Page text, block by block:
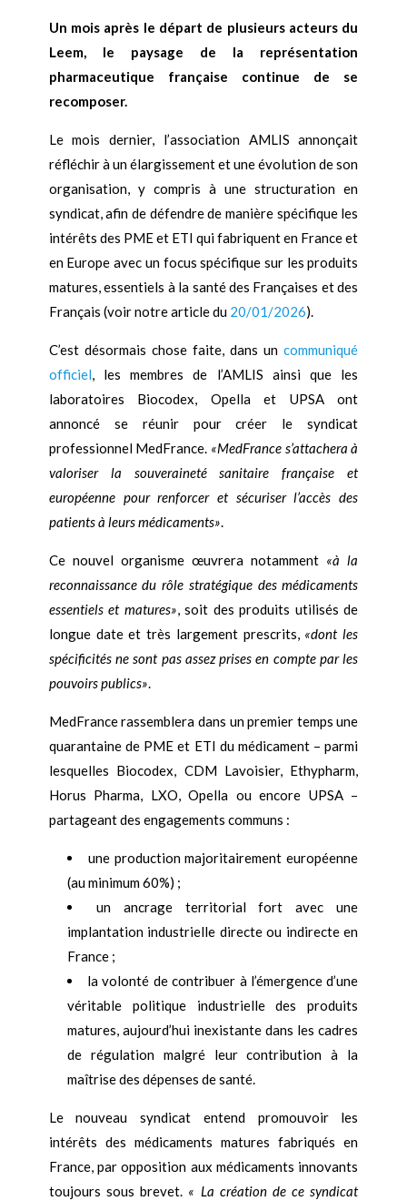
Un mois après le départ de plusieurs acteurs du
Leem, le paysage de la représentation
pharmaceutique française continue de se
recomposer.
Le mois dernier, l’association AMLIS annonçait
réfléchir à un élargissement et une évolution de son
organisation, y compris à une structuration en
syndicat, afin de défendre de manière spécifique les
intérêts des PME et ETI qui fabriquent en France et
en Europe avec un focus spécifique sur les produits
matures, essentiels à la santé des Françaises et des
Français (voir notre article du 20/01/2026).
C’est désormais chose faite, dans uncommuniqué
officiel, les membres de l’AMLIS ainsi que les
laboratoires Biocodex, Opella et UPSA ont
annoncé se réunir pour créer le syndicat
professionnel MedFrance. «MedFrance s’attachera à
valoriser la souveraineté sanitaire française et
européenne pour renforcer et sécuriser l’accès des
patients à leurs médicaments».
Ce nouvel organisme œuvrera notamment «à la
reconnaissance du rôle stratégique des médicaments
essentiels et matures», soit des produits utilisés de
longue date et très largement prescrits, «dont les
spécificités ne sont pas assez prises en compte par les
pouvoirs publics».
MedFrance rassemblera dans un premier temps une
quarantaine de PME et ETI du médicament – parmi
lesquelles Biocodex, CDM Lavoisier, Ethypharm,
Horus Pharma, LXO, Opella ou encore UPSA –
partageant des engagements communs :
une production majoritairement européenne
(au minimum 60%) ;
un ancrage territorial fort avec une
implantation industrielle directe ou indirecte en
France ;
la volonté de contribuer à l’émergence d’une
véritable politique industrielle des produits
matures, aujourd’hui inexistante dans les cadres
de régulation malgré leur contribution à la
maîtrise des dépenses de santé.
Le nouveau syndicat entend promouvoir les
intérêts des médicaments matures fabriqués en
France, par opposition aux médicaments innovants
toujours sous brevet. « La création de ce syndicat